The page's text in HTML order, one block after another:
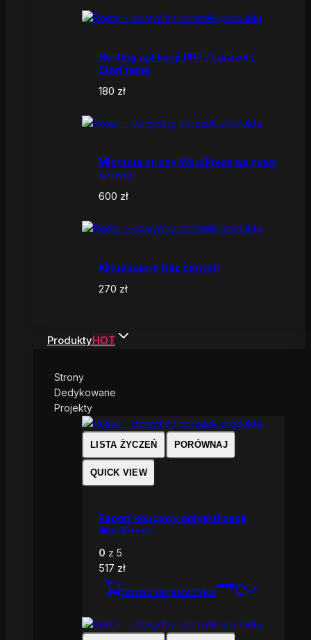
Hosting aplikacji PHP / Laravel /
StarFrame
180 zł
Migracja strony WordPress na nowy
serwer
600 zł
Aktualizacja baz danych
270 zł
ProduktyHOT
Strony
Dedykowane
Projekty
LISTA ŻYCZEŃ PORÓWNAJ
QUICK VIEW
Raport końcowy optymalizacji
WordPress
0 z 5
517 zł
DODAJ DO KOSZYKA